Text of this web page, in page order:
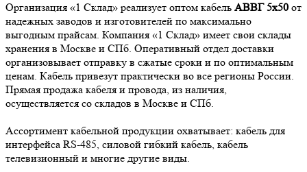
Организация «1 Склад» реализует оптом кабель АВВГ 5х50 от
надежных заводов и изготовителей по максимально
выгодным прайсам. Компания «1 Склад» имеет свои склады
хранения в Москве и СПб. Оперативный отдел доставки
организовывает отправку в сжатые сроки и по оптимальным
ценам. Кабель привезут практически во все регионы России.
Прямая продажа кабеля и провода, из наличия,
осуществляется со складов в Москве и СПб.
Ассортимент кабельной продукции охватывает: кабель для
интерфейса RS-485, силовой гибкий кабель, кабель
телевизионный и многие другие виды.